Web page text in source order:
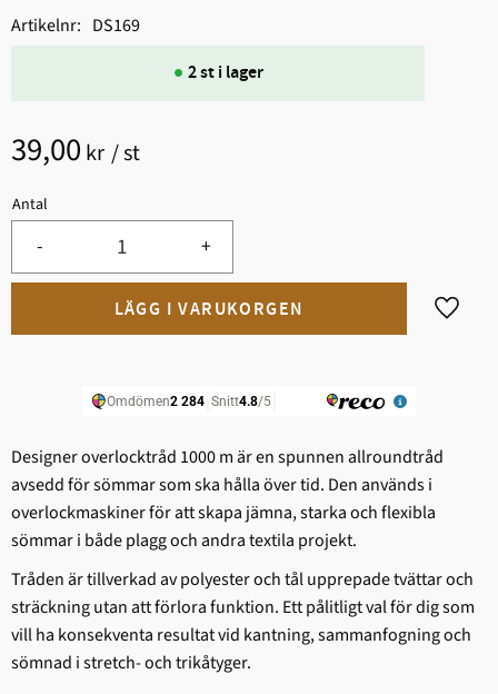
39,00 kr /st
Antal
+
-
Lägg
2 st i lager
Artikelnr DS169
Designer overlocktråd 1000 m är en spunnen allroundtråd
avsedd för sömmar som ska hålla över tid. Den används i
overlockmaskiner för att skapa jämna, starka och flexibla
sömmar i både plagg och andra textila projekt.
Tråden är tillverkad av polyester och tål upprepade tvättar och
sträckning utan att förlora funktion. Ett pålitligt val för dig som
vill ha konsekventa resultat vid kantning, sammanfogning och
sömnad i stretch- och trikåtyger.